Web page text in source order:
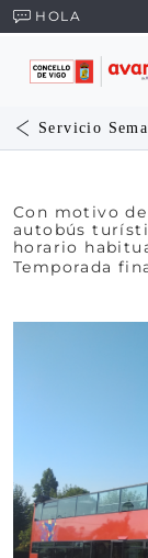
HOLA
Servicio
Con motivo
autobús
horario
Temporada